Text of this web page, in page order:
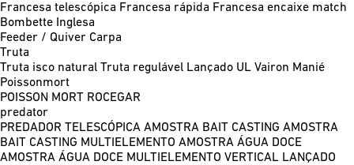
Francesa telescópica Francesa rápida Francesa encaixe match
Bombette Inglesa
Feeder / Quiver Carpa
Truta
Truta isco natural Truta regulável Lançado UL Vairon Manié
Poissonmort
POISSON MORT ROCEGAR
predator
PREDADOR TELESCÓPICA AMOSTRA BAIT CASTING AMOSTRA
BAIT CASTING MULTIELEMENTO AMOSTRA ÁGUA DOCE
AMOSTRA ÁGUA DOCE MULTIELEMENTO VERTICAL LANÇADO